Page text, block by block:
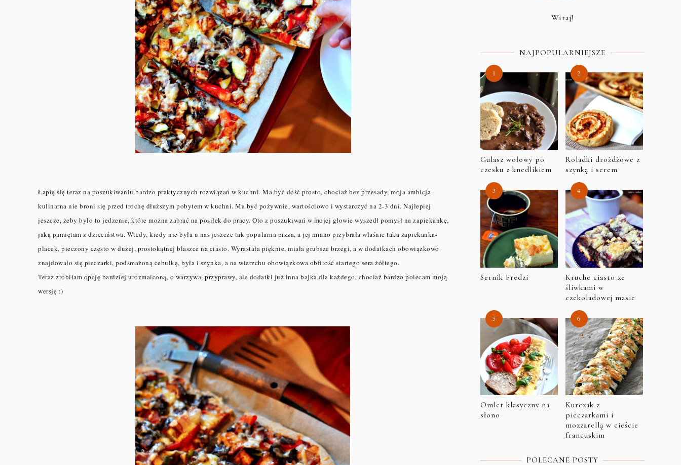
Łapię się teraz na poszukiwaniu bardzo praktycznych rozwiązań w kuchni. Ma być dość prosto, chociaż bez przesady, moja ambicja
kulinarna nie broni się przed trochę dłuższym pobytem w kuchni. Ma być pożywnie, wartościowo i wystarczyć na 2-3 dni. Najlepiej
jeszcze, żeby było to jedzenie, które można zabrać na posiłek do pracy. Oto z poszukiwań w mojej głowie wyszedł pomysł na zapiekankę,
jaką pamiętam z dzieciństwa. Wtedy, kiedy nie była u nas jeszcze tak popularna pizza, a jej miano przybrała właśnie taka zapiekanka-
placek, pieczony często w dużej, prostokątnej blaszce na ciasto. Wyrastała pięknie, miała grubsze brzegi, a w dodatkach obowiązkowo
znajdowało się pieczarki, podsmażoną cebulkę, była i szynka, a na wierzchu obowiązkowa obfitość startego sera żółtego.
Teraz zrobiłam opcję bardziej urozmaiconą, o warzywa, przyprawy, ale dodatki już inna bajka dla każdego, chociaż bardzo polecam moją
wersję :)
Witaj!
NAJPOPULARNIEJSZE
Gulasz wołowy po
czesku z knedlikiem
Roladki drożdżowe z
szynką i serem
Sernik Fredzi
Kruche ciasto ze
śliwkami w
czekoladowej masie
Omlet klasyczny na
słono
Kurczak z
pieczarkami i
mozzarellą w cieście
francuskim
POLECANE POSTY